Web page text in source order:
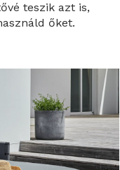
teszik azt is,
őket.